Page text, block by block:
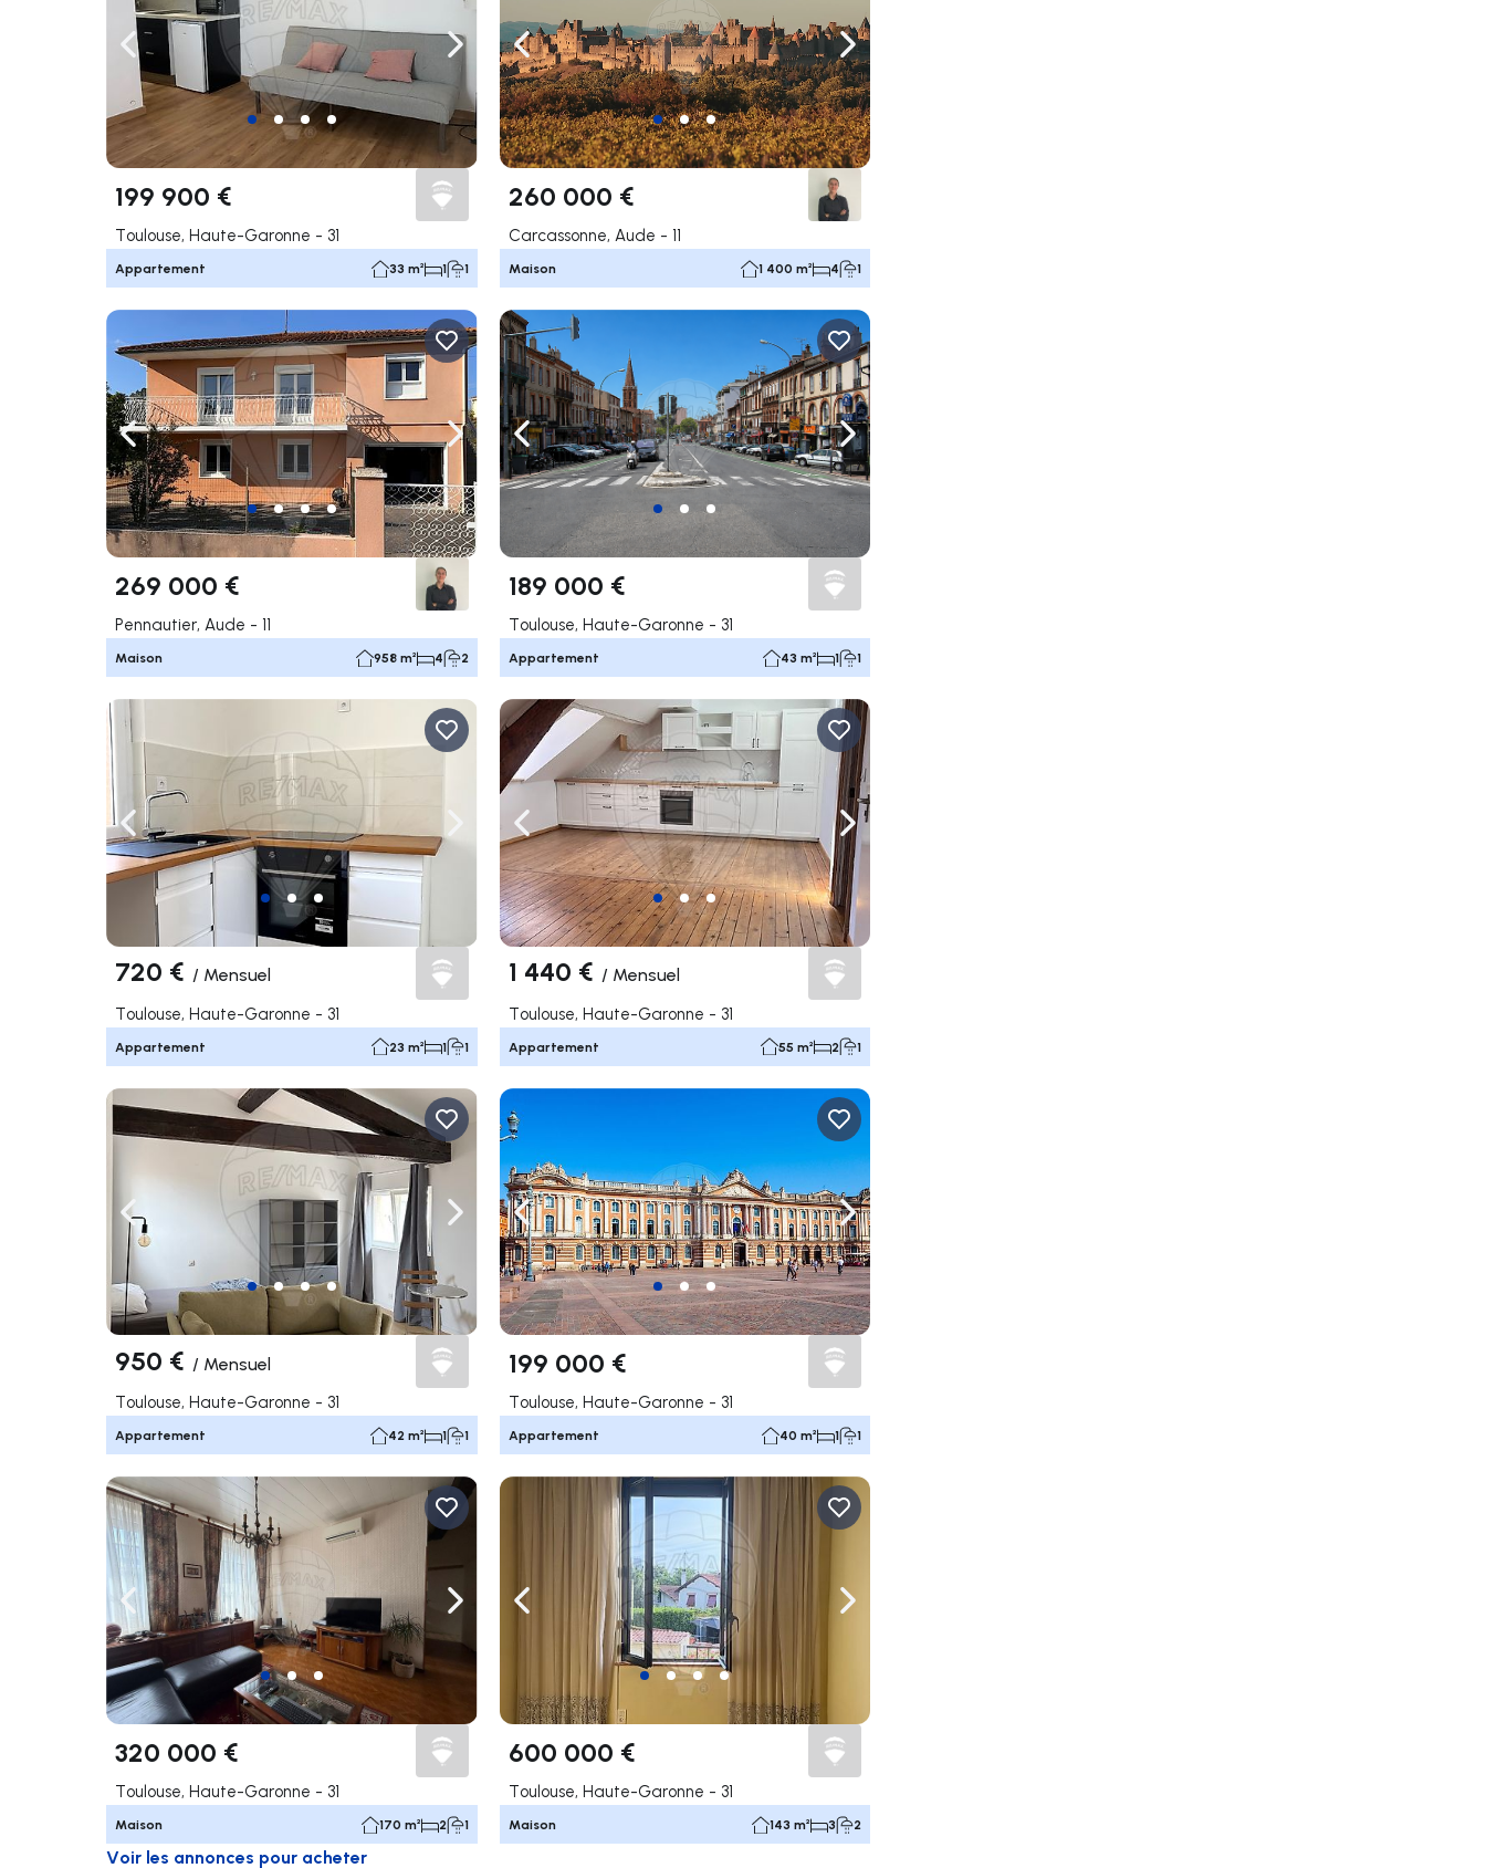
Naviguer vers la gauche Naviguer vers la droite
199 900 €
Toulouse, Haute-Garonne - 31
Appartement 33 m² 1 1
Naviguer vers la gauche Naviguer vers la droite
260 000 €
Carcassonne, Aude - 11
Maison 1 400 m² 4 1
Naviguer vers la gauche Naviguer vers la droite
269 000 €
Pennautier, Aude - 11
Maison 958 m² 4 2
Naviguer vers la gauche Naviguer vers la droite
189 000 €
Toulouse, Haute-Garonne - 31
Appartement 43 m² 1 1
Naviguer vers la gauche Naviguer vers la droite
720 € / Mensuel
Toulouse, Haute-Garonne - 31
Appartement 23 m² 1 1
Naviguer vers la gauche Naviguer vers la droite
1 440 € / Mensuel
Toulouse, Haute-Garonne - 31
Appartement 55 m² 2 1
Naviguer vers la gauche Naviguer vers la droite
950 € / Mensuel
Toulouse, Haute-Garonne - 31
Appartement 42 m² 1 1
Naviguer vers la gauche Naviguer vers la droite
199 000 €
Toulouse, Haute-Garonne - 31
Appartement 40 m² 1 1
Naviguer vers la gauche Naviguer vers la droite
320 000 €
Toulouse, Haute-Garonne - 31
Maison 170 m² 2 1
Naviguer vers la gauche Naviguer vers la droite
600 000 €
Toulouse, Haute-Garonne - 31
Maison 143 m² 3 2
Voir les annonces pour acheter